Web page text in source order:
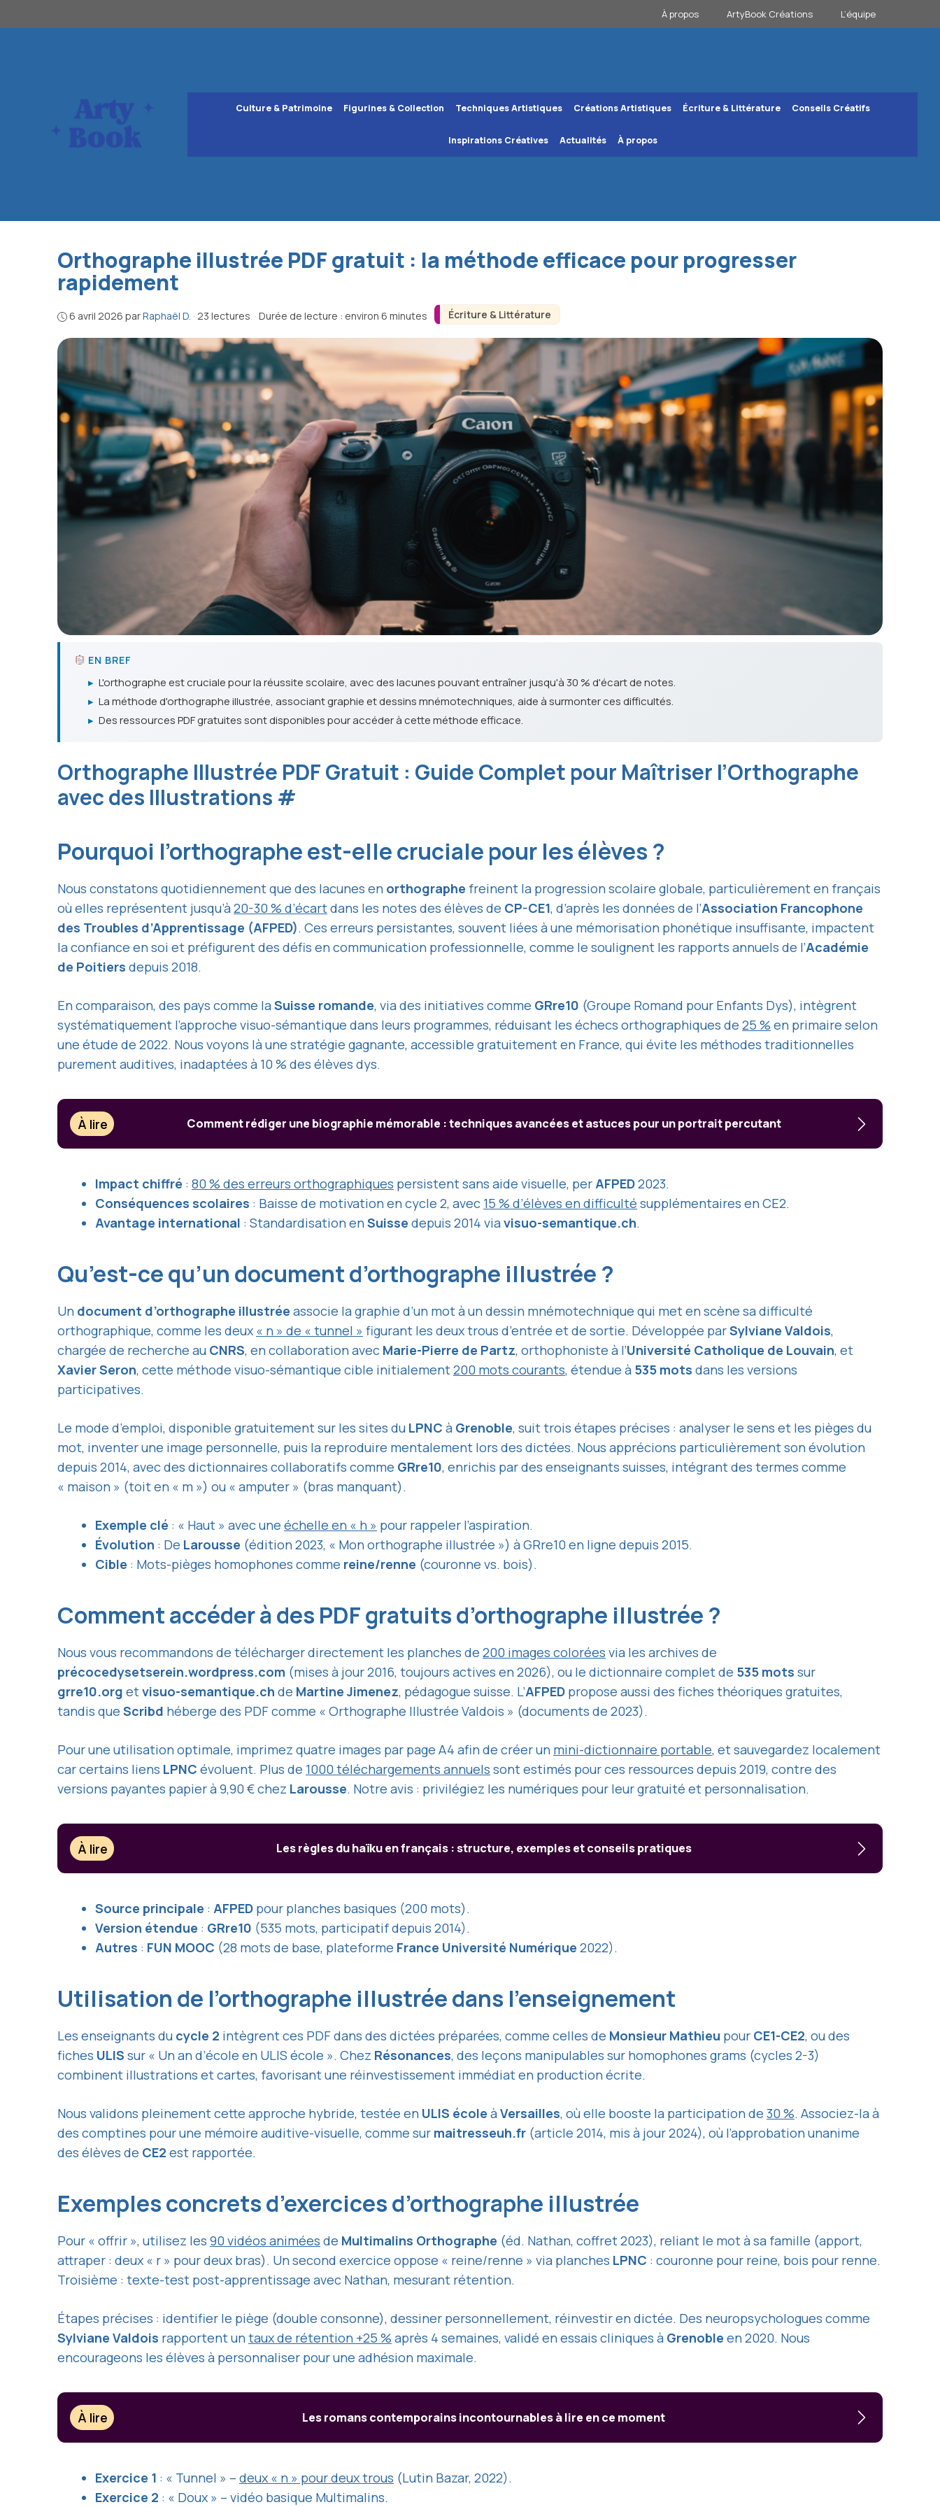
au
À propos ArtyBook Créations L’équipe
Culture & Patrimoine Figurines & Collection Techniques Artistiques Créations Artistiques Écriture & Littérature Conseils Créatifs
Inspirations Créatives Actualités À propos
Écriture & Littérature
Orthographe illustrée PDF gratuit : la méthode efficace pour progresser
rapidement
6 avril 2026 parRaphaël D. · 23 lectures · Durée de lecture : environ 6 minutes
EN BREF
▸ L'orthographe est cruciale pour la réussite scolaire, avec des lacunes pouvant entraîner jusqu'à 30 % d'écart de notes.
▸ La méthode d'orthographe illustrée, associant graphie et dessins mnémotechniques, aide à surmonter ces difficultés.
▸ Des ressources PDF gratuites sont disponibles pour accéder à cette méthode efficace.
Orthographe Illustrée PDF Gratuit : Guide Complet pour Maîtriser l’Orthographe
avec des Illustrations #
Pourquoi l’orthographe est-elle cruciale pour les élèves ?
Nous constatons quotidiennement que des lacunes en orthographe freinent la progression scolaire globale, particulièrement en français
où elles représentent jusqu’à20-30 % d’écartdans les notes des élèves de CP-CE1, d’après les données de l’Association Francophone
des Troubles d’Apprentissage (AFPED). Ces erreurs persistantes, souvent liées à une mémorisation phonétique insuffisante, impactent
la confiance en soi et préfigurent des défis en communication professionnelle, comme le soulignent les rapports annuels de l’Académie
de Poitiers depuis 2018.
En comparaison, des pays comme laSuisse romande, via des initiatives comme GRre10 (Groupe Romand pour Enfants Dys), intègrent
systématiquement l’approche visuo-sémantique dans leurs programmes, réduisant les échecs orthographiques de 25 % en primaire selon
une étude de 2022. Nous voyons là une stratégie gagnante, accessible gratuitement en France, qui évite les méthodes traditionnelles
purement auditives, inadaptées à 10 % des élèves dys.
À lire Comment rédiger une biographie mémorable : techniques avancées et astuces pour un portrait percutant
Impact chiffré : 80 % des erreurs orthographiques persistent sans aide visuelle, perAFPED2023.
Conséquences scolaires : Baisse de motivation en cycle 2, avec 15 % d’élèves en difficulté supplémentaires en CE2.
Avantage international : Standardisation enSuisse depuis 2014 viavisuo-semantique.ch.
Qu’est-ce qu’un document d’orthographe illustrée ?
Un document d’orthographe illustrée associe la graphie d’un mot à un dessin mnémotechnique qui met en scène sa difficulté
orthographique, comme les deux « n » de « tunnel » figurant les deux trous d’entrée et de sortie. Développée parSylviane Valdois,
chargée de recherche au CNRS, en collaboration avec Marie-Pierre de Partz, orthophoniste à l’Université Catholique de Louvain, et
Xavier Seron, cette méthode visuo-sémantique cible initialement200 mots courants, étendue à 535 mots dans les versions
participatives.
Le mode d’emploi, disponible gratuitement sur les sites du LPNC à Grenoble, suit trois étapes précises : analyser le sens et les pièges du
mot, inventer une image personnelle, puis la reproduire mentalement lors des dictées. Nous apprécions particulièrement son évolution
depuis 2014, avec des dictionnaires collaboratifs comme GRre10, enrichis par des enseignants suisses, intégrant des termes comme
« maison » (toit en « m ») ou « amputer » (bras manquant).
Exemple clé : « Haut » avec une échelle en « h » pour rappeler l’aspiration.
Évolution : De Larousse (édition 2023, « Mon orthographe illustrée ») à GRre10 en ligne depuis 2015.
Cible : Mots-pièges homophones comme reine/renne (couronne vs. bois).
Comment accéder à des PDF gratuits d’orthographe illustrée ?
Nous vous recommandons de télécharger directement les planches de 200 images colorées via les archives de
précocedysetserein.wordpress.com (mises à jour 2016, toujours actives en 2026), ou le dictionnaire complet de 535 mots sur
grre10.org etvisuo-semantique.ch de Martine Jimenez, pédagogue suisse. L’AFPED propose aussi des fiches théoriques gratuites,
tandis que Scribd héberge des PDF comme « Orthographe Illustrée Valdois » (documents de 2023).
Pour une utilisation optimale, imprimez quatre images par page A4 afin de créer un mini-dictionnaire portable, et sauvegardez localement
car certains liens LPNC évoluent. Plus de 1000 téléchargements annuels sont estimés pour ces ressources depuis 2019, contre des
versions payantes papier à 9,90 € chez Larousse. Notre avis : privilégiez les numériques pour leur gratuité et personnalisation.
À lire Les règles du haïku en français : structure, exemples et conseils pratiques
Source principale : AFPED pour planches basiques (200 mots).
Version étendue : GRre10 (535 mots, participatif depuis 2014).
Autres : FUN MOOC (28 mots de base, plateforme France Université Numérique 2022).
Utilisation de l’orthographe illustrée dans l’enseignement
Les enseignants du cycle 2 intègrent ces PDF dans des dictées préparées, comme celles de Monsieur Mathieu pour CE1-CE2, ou des
fiches ULIS sur « Un an d’école en ULIS école ». Chez Résonances, des leçons manipulables sur homophones grams (cycles 2-3)
combinent illustrations et cartes, favorisant une réinvestissement immédiat en production écrite.
Nous validons pleinement cette approche hybride, testée en ULIS école àVersailles, où elle booste la participation de 30 %. Associez-la à
des comptines pour une mémoire auditive-visuelle, comme sur maitresseuh.fr (article 2014, mis à jour 2024), où l’approbation unanime
des élèves de CE2 est rapportée.
Exemples concrets d’exercices d’orthographe illustrée
Pour « offrir », utilisez les 90 vidéos animées de Multimalins Orthographe (éd. Nathan, coffret 2023), reliant le mot à sa famille (apport,
attraper : deux « r » pour deux bras). Un second exercice oppose « reine/renne » via planches LPNC : couronne pour reine, bois pour renne.
Troisième : texte-test post-apprentissage avec Nathan, mesurant rétention.
Étapes précises : identifier le piège (double consonne), dessiner personnellement, réinvestir en dictée. Des neuropsychologues comme
Sylviane Valdois rapportent untaux de rétention +25 % après 4 semaines, validé en essais cliniques à Grenoble en 2020. Nous
encourageons les élèves à personnaliser pour une adhésion maximale.
À lire Les romans contemporains incontournables à lire en ce moment
Exercice 1 : « Tunnel » – deux « n » pour deux trous (Lutin Bazar, 2022).
Exercice 2 : « Doux » – vidéo basique Multimalins.